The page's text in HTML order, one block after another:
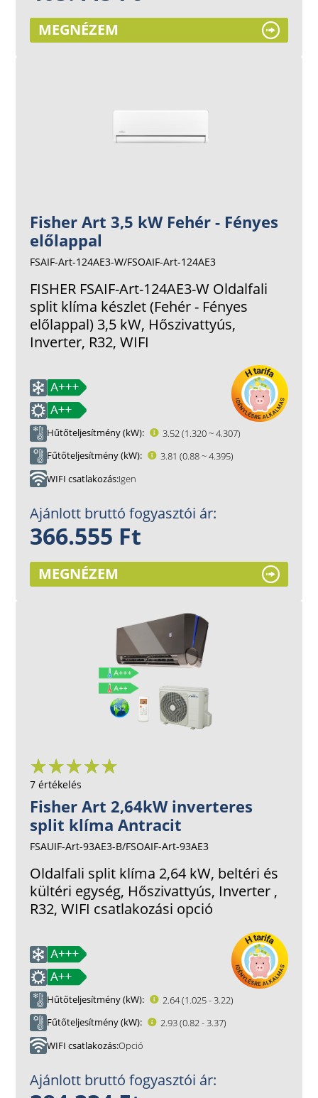
MEGNÉZEM
Fisher Art 3,5 kW Fehér - Fényes
előlappal
FSAIF-Art-124AE3-W/FSOAIF-Art-124AE3
FISHER FSAIF-Art-124AE3-W Oldalfali
split klíma készlet (Fehér - Fényes
előlappal) 3,5 kW, Hőszivattyús,
Inverter, R32, WIFI
Hűtőteljesítmény (kW)
3.52 (1.320 ~ 4.307)
Fűtőteljesítmény (kW)
3.81 (0.88 ~ 4.395)
WIFI csatlakozás Igen
Ajánlott bruttó fogyasztói ár:
366.555 Ft
MEGNÉZEM
7 értékelés
Fisher Art 2,64kW inverteres
split klíma Antracit
FSAUIF-Art-93AE3-B/FSOAIF-Art-93AE3
Oldalfali split klíma 2,64 kW, beltéri és
kültéri egység, Hőszivattyús, Inverter ,
R32, WIFI csatlakozási opció
Hűtőteljesítmény (kW)
2.64 (1.025 - 3.22)
Fűtőteljesítmény (kW)
2.93 (0.82 - 3.37)
WIFI csatlakozásOpció
Ajánlott bruttó fogyasztói ár: